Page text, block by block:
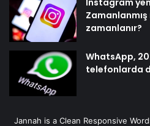
Instagram
zamanlanır?
WhatsApp,
telefonlarda
Jannah is a Clean Responsive